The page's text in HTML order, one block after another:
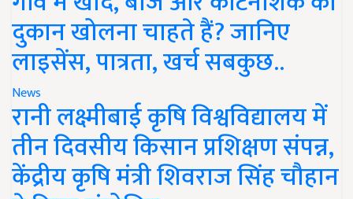
दुकान खोलना चाहते हैं? जानिए
लाइसेंस, पात्रता, खर्च सबकुछ..
News
रानी लक्ष्मीबाई कृषि विश्वविद्यालय में
तीन दिवसीय किसान प्रशिक्षण संपन्न,
केंद्रीय कृषि मंत्री शिवराज सिंह चौहान